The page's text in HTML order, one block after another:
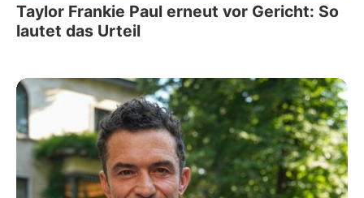
Taylor Frankie Paul erneut vor Gericht: So
lautet das Urteil